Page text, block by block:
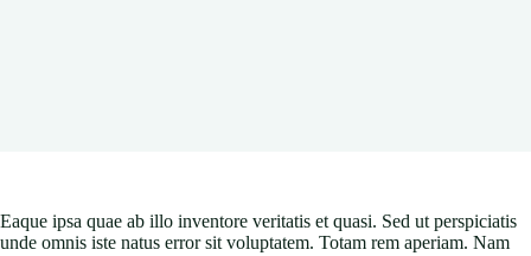
Eaque ipsa quae ab illo inventore veritatis et quasi. Sed ut perspiciatis
unde omnis iste natus error sit voluptatem. Totam rem aperiam. Nam